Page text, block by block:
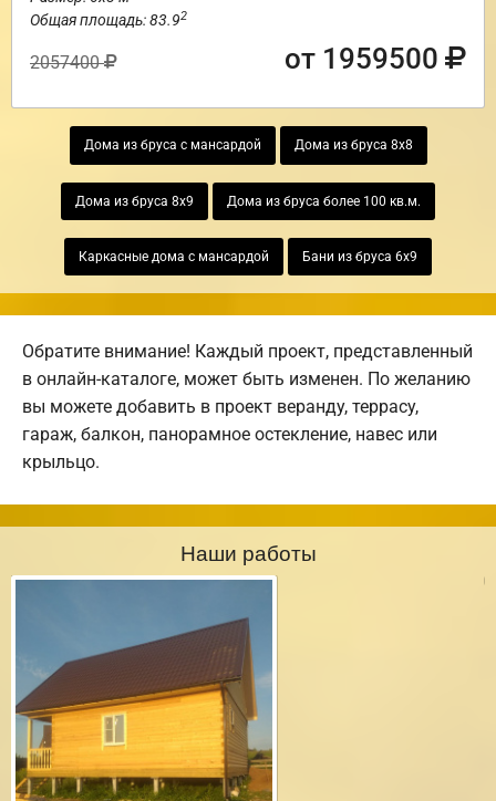
Общая площадь: 83.92
2057400 от 1959500
Дома из бруса с мансардой Дома из бруса 8х8
Дома из бруса 8х9 Дома из бруса более 100 кв.м.
Каркасные дома с мансардой Бани из бруса 6х9
Обратите внимание! Каждый проект, представленный
в онлайн-каталоге, может быть изменен. По желанию
вы можете добавить в проект веранду, террасу,
гараж, балкон, панорамное остекление, навес или
крыльцо.
Наши работы